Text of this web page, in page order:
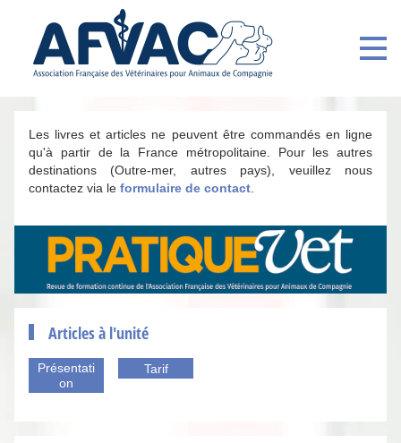
Les livres et articles ne peuvent être commandés en ligne
qu'à partir de la France métropolitaine. Pour les autres
destinations (Outre-mer, autres pays), veuillez nous
contactez via le formulaire de contact
Articles à l'unité
Présentati
on
Tarif